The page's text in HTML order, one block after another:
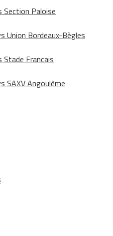
Section Paloise
Union Bordeaux-Bègles
Stade Francais
SAXV Angoulême